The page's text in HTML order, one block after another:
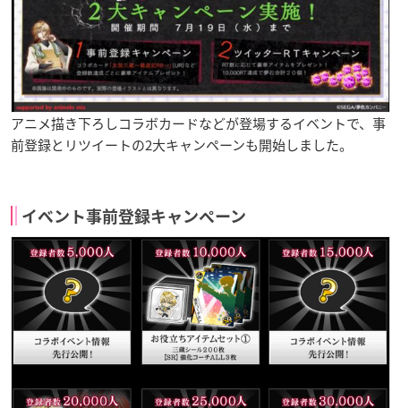
アニメ描き下ろしコラボカードなどが登場するイベントで、事
前登録とリツイートの2大キャンペーンも開始しました。
イベント事前登録キャンペーン